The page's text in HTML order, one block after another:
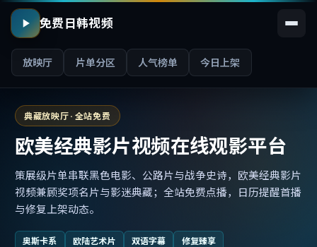
免费日韩视频
放映厅 片单分区 人气榜单 今日上架
典藏放映厅 · 全站免费
欧美经典影片视频在线观影平台
策展级片单串联黑色电影、公路片与战争史诗，欧美经典影片
视频兼顾奖项名片与影迷典藏；全站免费点播，日历提醒首播
与修复上架动态。
奥斯卡系 欧陆艺术片 双语字幕 修复臻享